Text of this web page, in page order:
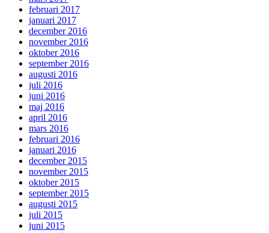
februari 2017
januari 2017
december 2016
november 2016
oktober 2016
september 2016
augusti 2016
juli 2016
juni 2016
maj 2016
april 2016
mars 2016
februari 2016
januari 2016
december 2015
november 2015
oktober 2015
september 2015
augusti 2015
juli 2015
juni 2015